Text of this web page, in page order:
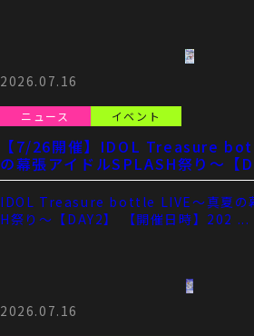
2026.07.16
【7/26開催】IDOL Treasure
の幕張アイドルSPLASH祭り～【
ニュース イベント
IDOL Treasure bottle LIVE～真夏の
H祭り～【DAY2】 【開催日時】202 ...
2026.07.16